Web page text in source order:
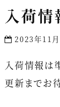
入荷
2023年11
入荷情報は
更新までお